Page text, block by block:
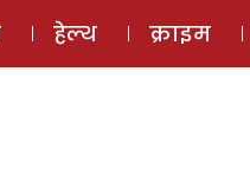
ऑडियो स्टोरी
हेल्थ क्राइम